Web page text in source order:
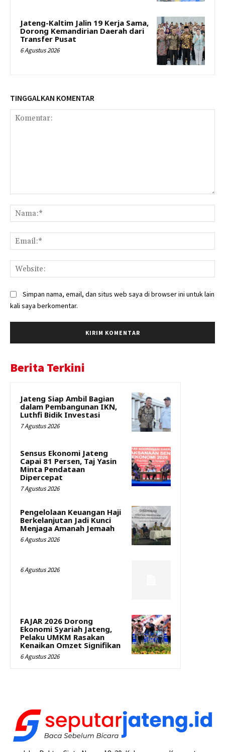
Jateng-Kaltim Jalin 19 Kerja Sama,
Dorong Kemandirian Daerah dari
Transfer Pusat
6 Agustus 2026
TINGGALKAN KOMENTAR
Simpan nama, email, dan situs web saya di browser ini untuk lain
kali saya berkomentar.
Berita Terkini
Jateng Siap Ambil Bagian
dalam Pembangunan IKN,
Luthfi Bidik Investasi
7 Agustus 2026
Sensus Ekonomi Jateng
Capai 81 Persen, Taj Yasin
Minta Pendataan
Dipercepat
7 Agustus 2026
Pengelolaan Keuangan Haji
Berkelanjutan Jadi Kunci
Menjaga Amanah Jemaah
6 Agustus 2026
6 Agustus 2026
FAJAR 2026 Dorong
Ekonomi Syariah Jateng,
Pelaku UMKM Rasakan
Kenaikan Omzet Signifikan
6 Agustus 2026